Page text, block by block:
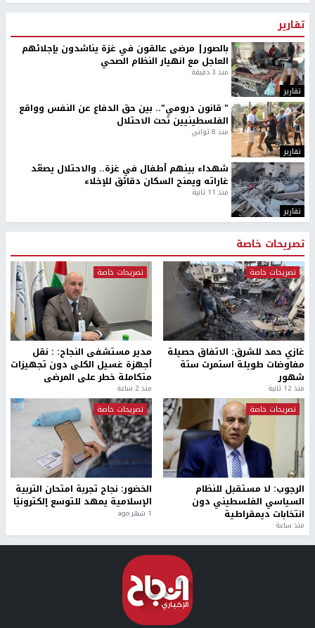
تقارير
تقارير
بالصور| مرضى عالقون في غزة يناشدون بإجلائهم
العاجل مع انهيار النظام الصحي
منذ 3 دقيقة
تقارير
" قانون درومي".. بين حق الدفاع عن النفس وواقع
الفلسطينيين تحت الاحتلال
منذ 8 ثواني
تقارير
شهداء بينهم أطفال في غزة.. والاحتلال يصعّد
غاراته ويمنح السكان دقائق للإخلاء
منذ 11 ثانية
تصريحات خاصة
تصريحات خاصة
غازي حمد للشرق: الاتفاق حصيلة
مفاوضات طويلة استمرت ستة
شهور
منذ 12 ثانية
تصريحات خاصة
مدير مستشفى النجاح: : نقل
أجهزة غسيل الكلى دون تجهيزات
متكاملة خطر على المرضى
منذ 2 ساعة
تصريحات خاصة
الرجوب: لا مستقبل للنظام
السياسي الفلسطيني دون
انتخابات ديمقراطية
منذ ساعة
تصريحات خاصة
الخضور: نجاح تجربة امتحان التربية
الإسلامية يمهد للتوسع إلكترونيًا
1 شهر ago